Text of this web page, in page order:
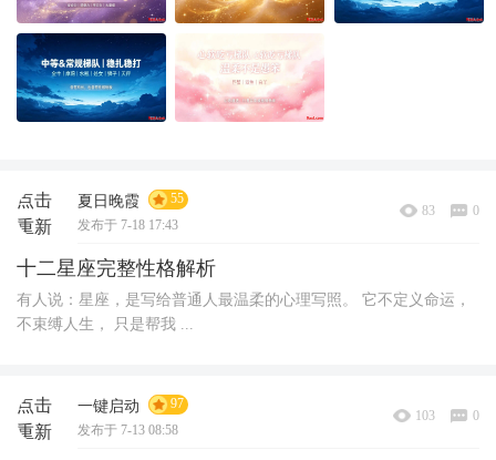
点击
重新
83 0
夏日晚霞
55
发布于 7-18 17:43
十二星座完整性格解析
有人说：星座，是写给普通人最温柔的心理写照。 它不定义命运，
不束缚人生， 只是帮我 ...
点击
重新
103 0
一键启动
97
发布于 7-13 08:58